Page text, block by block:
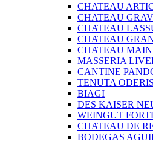
CHATEAU
CHATEAU
CHATEAU
CHATEAU
CHATEAU
MASSERIA
CANTINE
TENUTA
BIAGI
DES KAISER
WEINGUT
CHATEAU DE
BODEGAS